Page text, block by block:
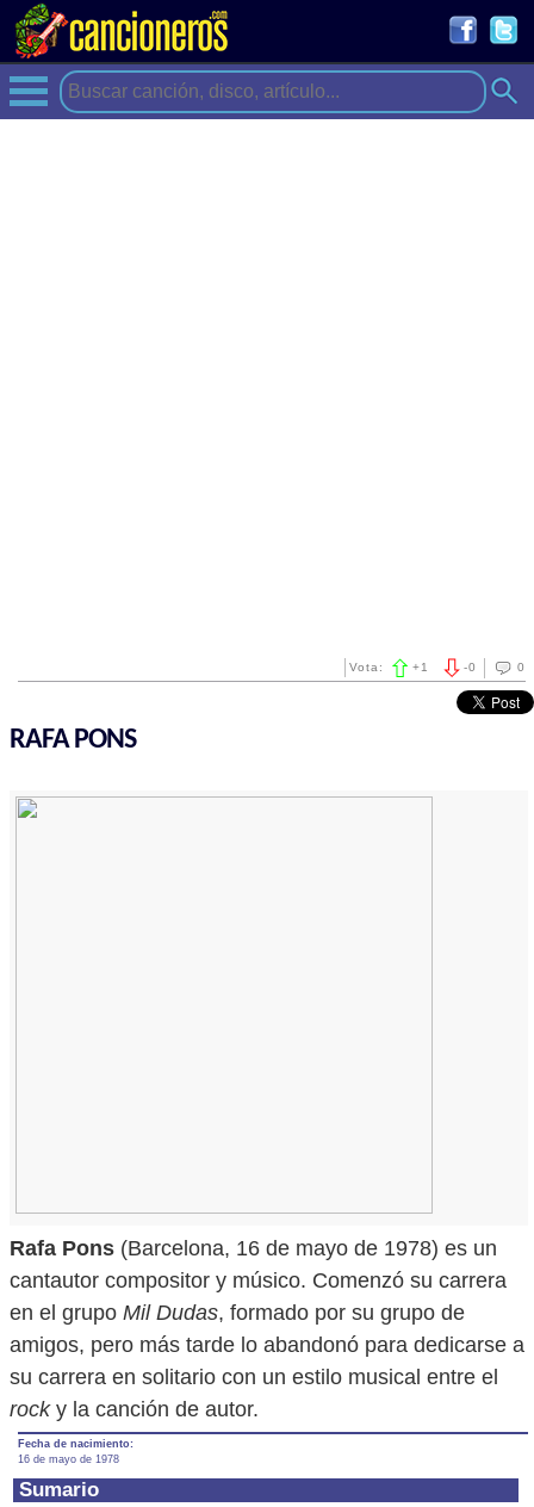
0
-0
Vota: +1
RAFA PONS
Rafa Pons (Barcelona, 16 de mayo de 1978) es un
cantautor compositor y músico. Comenzó su carrera
en el grupo Mil Dudas, formado por su grupo de
amigos, pero más tarde lo abandonó para dedicarse a
su carrera en solitario con un estilo musical entre el
rocky la canción de autor.
Fecha de nacimiento:
16 de mayo de 1978
Sumario